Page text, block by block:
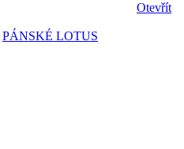
Otevřít
PÁNSKÉ LOTUS